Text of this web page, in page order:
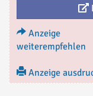
Anzeige
weiterempfehlen
Anzeige